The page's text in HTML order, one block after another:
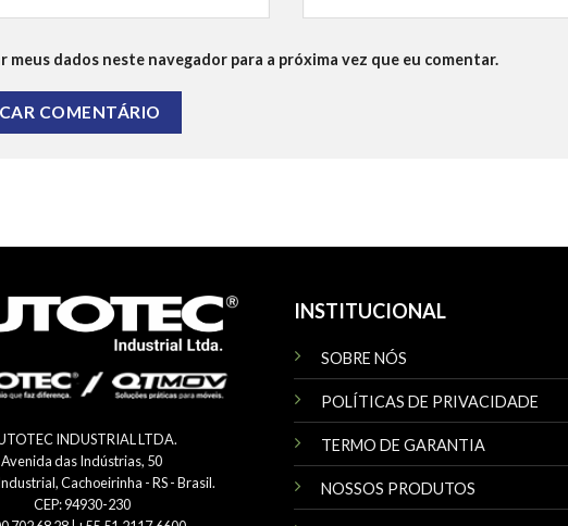
meus dados neste navegador para a próxima vez que eu comentar.
INDUSTRIAL LTDA.
Avenida das Indústrias, 50
Cachoeirinha - RS - Brasil.
CEP: 94930-230
INSTITUCIONAL
SOBRE NÓS
POLÍTICAS DE PRIVACIDADE
TERMO DE GARANTIA
NOSSOS PRODUTOS